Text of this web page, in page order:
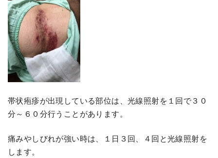
帯状疱疹が出現している部位は、光線照射を１回で３０
分～６０分行うことがあります。
痛みやしびれが強い時は、１日３回、４回と光線照射を
します。